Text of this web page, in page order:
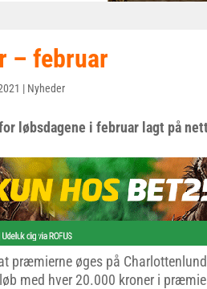
– februar
| Nyheder
løbsdagene i februar lagt på
præmierne øges på
med hver 20.000 kroner i